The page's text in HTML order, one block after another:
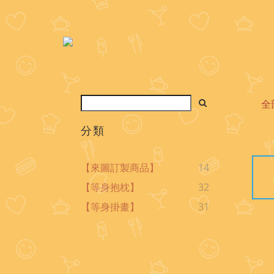
分類
【來圖訂製商品】
14
【等身抱枕】
32
【等身掛畫】
31
全